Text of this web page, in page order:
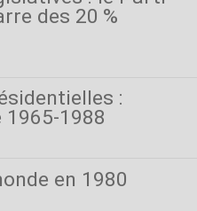
des 20 %
:
1988
en 1980